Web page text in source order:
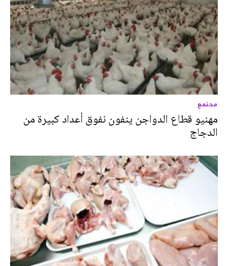
مجتمع
مهنيو قطاع الدواجن ينفون نفوق أعداد كبيرة من
الدجاج